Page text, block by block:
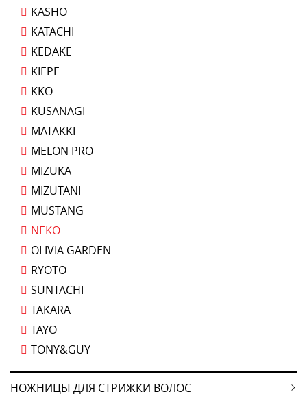
KASHO
KATACHI
KEDAKE
KIEPE
KKO
KUSANAGI
MATAKKI
MELON PRO
MIZUKA
MIZUTANI
MUSTANG
NEKO
OLIVIA GARDEN
RYOTO
SUNTACHI
TAKARA
TAYO
TONY&GUY
НОЖНИЦЫ ДЛЯ СТРИЖКИ ВОЛОС